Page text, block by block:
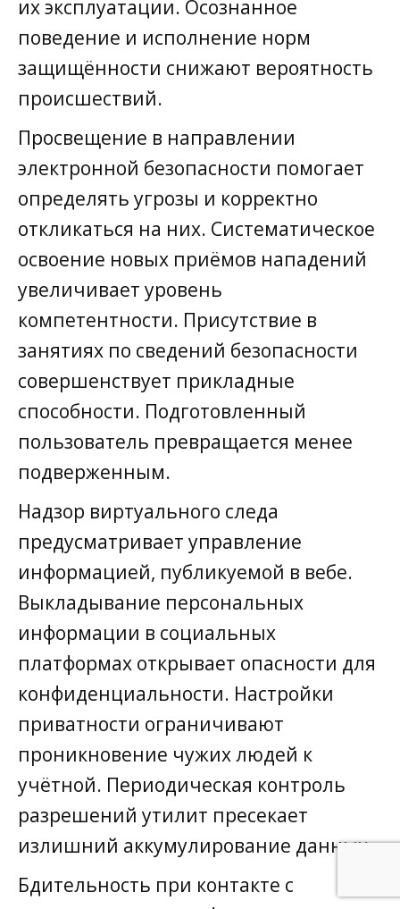
их эксплуатации. Осознанное
поведение и исполнение норм
защищённости снижают вероятность
происшествий.
Просвещение в направлении
электронной безопасности помогает
определять угрозы и корректно
откликаться на них. Систематическое
освоение новых приёмов нападений
увеличивает уровень
компетентности. Присутствие в
занятиях по сведений безопасности
совершенствует прикладные
способности. Подготовленный
пользователь превращается менее
подверженным.
Надзор виртуального следа
предусматривает управление
информацией, публикуемой в вебе.
Выкладывание персональных
информации в социальных
платформах открывает опасности для
конфиденциальности. Настройки
приватности ограничивают
проникновение чужих людей к
учётной. Периодическая контроль
разрешений утилит пресекает
излишний аккумулирование данных.
Бдительность при контакте с